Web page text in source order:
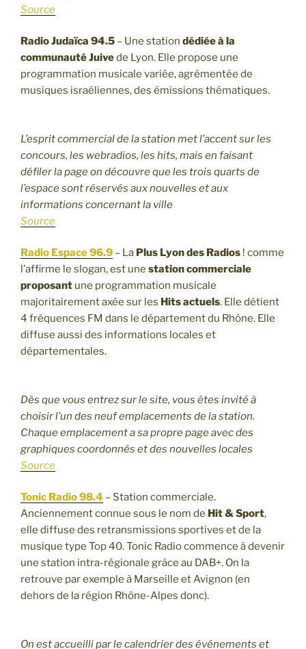
Source
Radio Judaïca 94.5 – Une station dédiée à la
communauté Juivede Lyon. Elle propose une
programmation musicale variée, agrémentée de
musiques israéliennes, des émissions thématiques.
L’esprit commercial de la station met l’accent sur les
concours, les webradios, les hits, mais en faisant
défiler la page on découvre que les trois quarts de
l’espace sont réservés aux nouvelles et aux
informations concernant la ville
Source
Radio Espace 96.9 – La Plus Lyon des Radios ! comme
l’affirme le slogan, est une station commerciale
proposant une programmation musicale
majoritairement axée sur les Hits actuels. Elle détient
4 fréquences FM dans le département du Rhône. Elle
diffuse aussi des informations locales et
départementales.
Dès que vous entrez sur le site, vous êtes invité à
choisir l’un des neuf emplacements de la station.
Chaque emplacement a sa propre page avec des
graphiques coordonnés et des nouvelles locales
Source
Tonic Radio 98.4 – Station commerciale.
Anciennement connue sous le nom de Hit & Sport,
elle diffuse des retransmissions sportives et de la
musique type Top 40. Tonic Radio commence à devenir
une station intra-régionale grâce au DAB+. On la
retrouve par exemple à Marseille et Avignon (en
dehors de la région Rhône-Alpes donc).
On est accueilli par le calendrier des événements et